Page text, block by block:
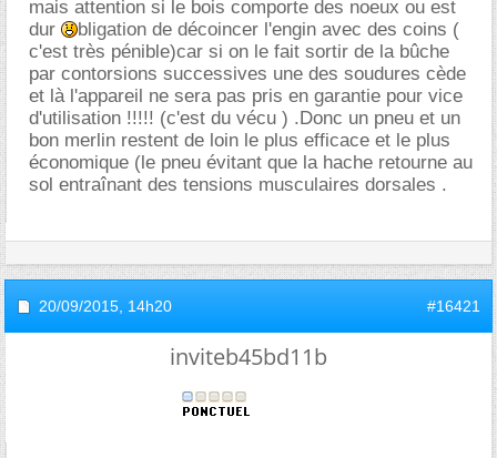
mais attention si le bois comporte des noeux ou est
dur
bligation de décoincer l'engin avec des coins (
c'est très pénible)car si on le fait sortir de la bûche
par contorsions successives une des soudures cède
et là l'appareil ne sera pas pris en garantie pour vice
d'utilisation !!!!! (c'est du vécu ) .Donc un pneu et un
bon merlin restent de loin le plus efficace et le plus
économique (le pneu évitant que la hache retourne au
sol entraînant des tensions musculaires dorsales .
20/09/2015, 14h20 #16421
inviteb45bd11b